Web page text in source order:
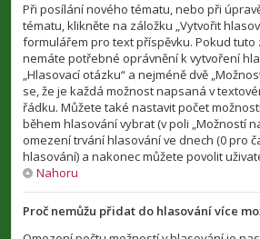
Při posílání nového tématu, nebo při
tématu, klikněte na záložku „Vytvořit
formulářem pro text příspěvku. Pokud tuto
nemáte potřebné oprávnění k vytvoření
„Hlasovací otázku“ a nejméně dvě
se, že je každá možnost napsaná v
řádku. Můžete také nastavit počet
během hlasování vybrat (v poli „Možností
omezení trvání hlasování ve dnech (0 pro
hlasování) a nakonec můžete povolit
Nahoru
Proč nemůžu přidat do hlasování více